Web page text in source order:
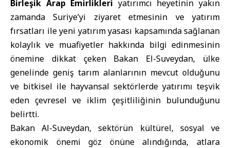
Birleşik Arap Emirlikleri yatırımcı heyetinin yakın
zamanda Suriye’yi ziyaret etmesinin ve yatırım
fırsatları ile yeni yatırım yasası kapsamında sağlanan
kolaylık ve muafiyetler hakkında bilgi edinmesinin
önemine dikkat çeken Bakan El-Suveydan, ülke
genelinde geniş tarım alanlarının mevcut olduğunu
ve bitkisel ile hayvansal sektörlerde yatırımı teşvik
eden çevresel ve iklim çeşitliliğinin bulunduğunu
belirtti.
Bakan Al-Suveydan, sektörün kültürel, sosyal ve
ekonomik önemi göz önüne alındığında, atlara